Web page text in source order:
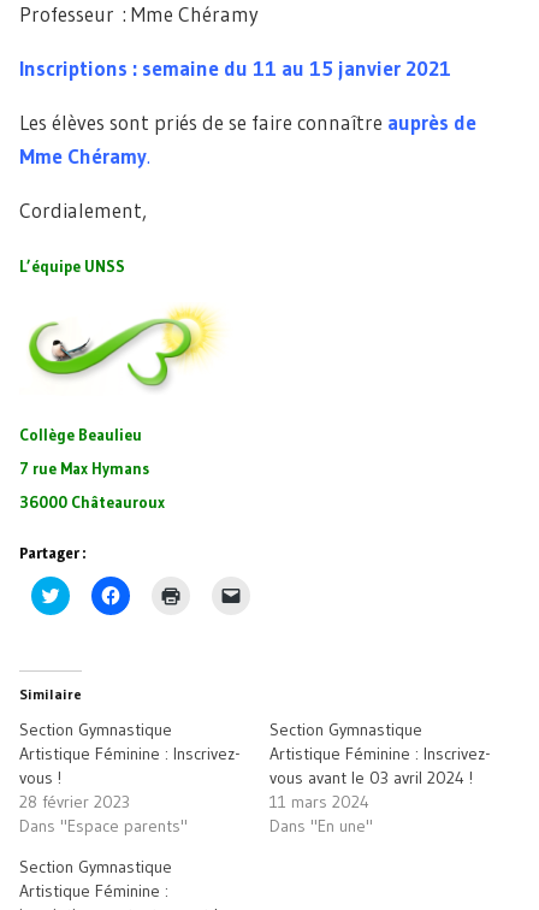
Professeur : Mme Chéramy
Inscriptions : semaine du 11 au 15 janvier 2021
Les élèves sont priés de se faire connaître auprès de
Mme Chéramy.
Cordialement,
L’équipe UNSS
Collège Beaulieu
7 rue Max Hymans
36000 Châteauroux
Partager :
Cliquez
pour
dans
une
nouvelle
Cliquez
pour
Cliquer
ami(ouvre
dans
nouvelle
fenêtre)
Similaire
Section Gymnastique
Artistique Féminine : Inscrivez-
vous !
28 février 2023
Dans "Espace parents"
Section Gymnastique
Artistique Féminine : Inscrivez-
vous avant le 03 avril 2024 !
11 mars 2024
Dans "En une"
Section Gymnastique
Artistique Féminine :